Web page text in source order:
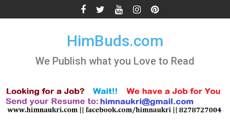
to
HimBuds.com
We Publish what you Love to Read